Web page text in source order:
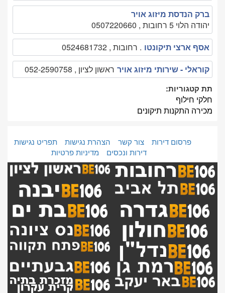
ברק הנדסת מיזוג אויר
יהודה הלוי 5 רחובות , 0507220660
אסף ארצי תיקונטו . רחובות , 0524681732
קוראלי - שירותי מיזוג אויר ראשון לציון , 052-2590758
תת קטגוריות:
חלקי חילוף
מכירה התקנות תיקונים
פרסום דירות צור קשר הצהרת נגישות
תפריט נגישות
דירות ונכסים
מדיניות פרטיות